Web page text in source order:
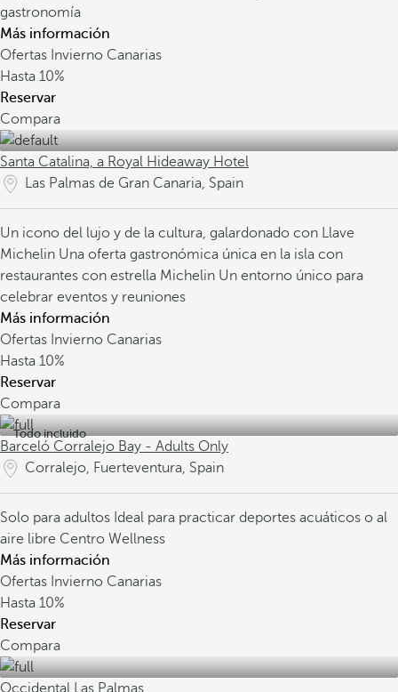
gastronomía
Más información
Ofertas Invierno Canarias
Hasta 10%
Reservar
Compara
Santa Catalina, a Royal Hideaway Hotel
Las Palmas de Gran Canaria, Spain
Un icono del lujo y de la cultura, galardonado con Llave
Michelin Una oferta gastronómica única en la isla con
restaurantes con estrella Michelin Un entorno único para
celebrar eventos y reuniones
Más información
Ofertas Invierno Canarias
Hasta 10%
Reservar
Compara
Todo incluido
Barceló Corralejo Bay - Adults Only
Corralejo, Fuerteventura, Spain
Solo para adultos Ideal para practicar deportes acuáticos o al
aire libre Centro Wellness
Más información
Ofertas Invierno Canarias
Hasta 10%
Reservar
Compara
Occidental Las Palmas